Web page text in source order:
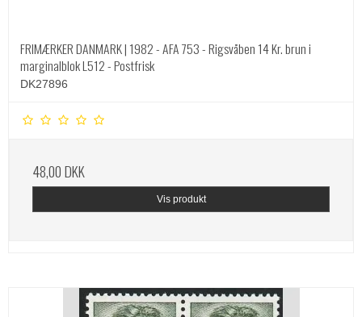
FRIMÆRKER DANMARK | 1982 - AFA 753 - Rigsvåben 14 Kr. brun i
marginalblok L512 - Postfrisk
DK27896
48,00 DKK
Vis produkt